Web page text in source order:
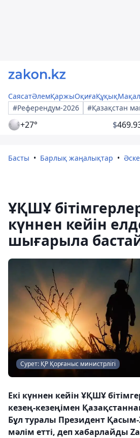
СаясатӘлемҚаржыОқиғаҚұқық
#Референдум-2026
#Қазақстан
+27° $
Басты Барлық жаңалықтар
ҰҚШҰ
күннен кейін
шығарыла
Сурет: ҚР Қорғаныс министрлігі
Екі күннен кейін ҰҚШҰ
кезең-кезеңімен
Бұл туралы Президент
мәлім етті, деп хабарлайды